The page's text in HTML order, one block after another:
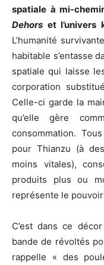
spatiale à mi-
Dehors et
L’humanité
habitable s’entasse
spatiale qui laisse
corporation
Celle-ci garde la
qu’elle gère
consommation.
pour Thianzu (à
moins vitales),
produits plus ou
représente le
C’est dans ce
bande de révoltés
rappelle « des